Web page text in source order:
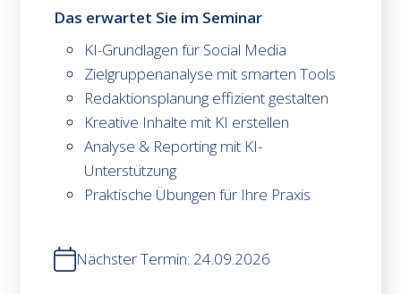
Das erwartet Sie im Seminar
KI-Grundlagen für Social Media
Zielgruppenanalyse mit smarten Tools
Redaktionsplanung effizient gestalten
Kreative Inhalte mit KI erstellen
Analyse & Reporting mit KI-
Unterstützung
Praktische Übungen für Ihre Praxis
Nächster Termin: 24.09.2026